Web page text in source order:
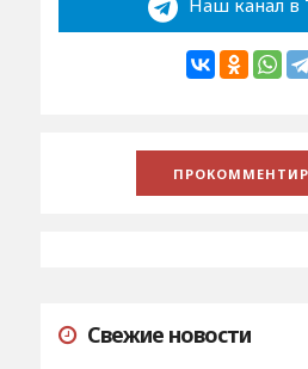
Наш канал в
Свежие новости